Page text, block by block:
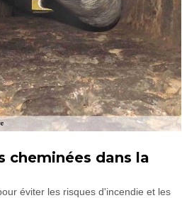
cheminées dans la
éviter les risques d'incendie et les